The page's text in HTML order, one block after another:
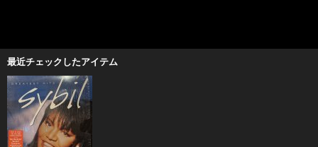
最近チェックしたアイテム